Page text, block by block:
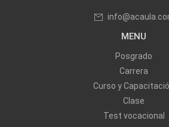
MENU
Posgrado
Carrera
Curso y
Clase
Test vocacional